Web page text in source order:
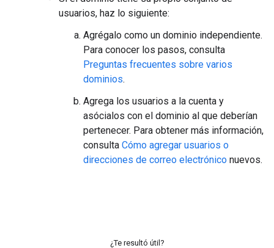
usuarios, haz lo siguiente:
Agrégalo como un dominio independiente.
Para conocer los pasos, consulta
Preguntas frecuentes sobre varios
dominios.
Agrega los usuarios a la cuenta y
asócialos con el dominio al que deberían
pertenecer. Para obtener más información,
consulta Cómo agregar usuarios o
direcciones de correo electrónico nuevos.
¿Te resultó útil?